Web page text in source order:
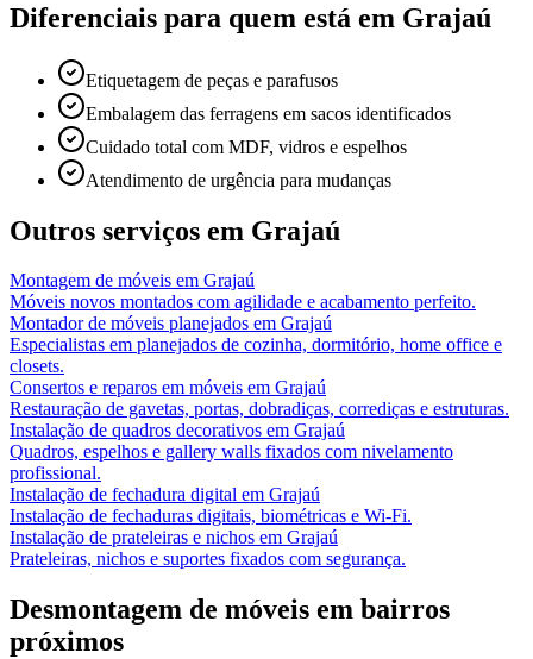
Diferenciais para quem está em Grajaú
Etiquetagem de peças e parafusos
Embalagem das ferragens em sacos identificados
Cuidado total com MDF, vidros e espelhos
Atendimento de urgência para mudanças
Outros serviços em Grajaú
Montagem de móveis em Grajaú
Móveis novos montados com agilidade e acabamento perfeito.
Montador de móveis planejados em Grajaú
Especialistas em planejados de cozinha, dormitório, home office e
closets.
Consertos e reparos em móveis em Grajaú
Restauração de gavetas, portas, dobradiças, corrediças e estruturas.
Instalação de quadros decorativos em Grajaú
Quadros, espelhos e gallery walls fixados com nivelamento
profissional.
Instalação de fechadura digital em Grajaú
Instalação de fechaduras digitais, biométricas e Wi-Fi.
Instalação de prateleiras e nichos em Grajaú
Prateleiras, nichos e suportes fixados com segurança.
Desmontagem de móveis em bairros
próximos